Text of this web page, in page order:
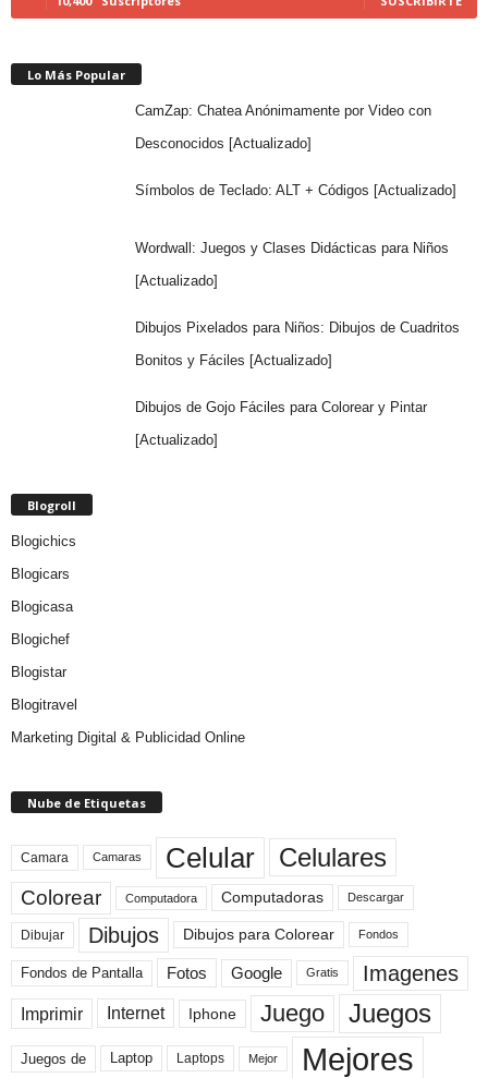
Lo Más Popular
CamZap: Chatea Anónimamente por Video con
Desconocidos [Actualizado]
Símbolos de Teclado: ALT + Códigos [Actualizado]
Wordwall: Juegos y Clases Didácticas para Niños
[Actualizado]
Dibujos Pixelados para Niños: Dibujos de Cuadritos
Bonitos y Fáciles [Actualizado]
Dibujos de Gojo Fáciles para Colorear y Pintar
[Actualizado]
Blogroll
Blogichics
Blogicars
Blogicasa
Blogichef
Blogistar
Blogitravel
Marketing Digital & Publicidad Online
Nube de Etiquetas
Camara Camaras Celular Celulares
Colorear Computadora Computadoras Descargar
Dibujar Dibujos Dibujos para Colorear Fondos
Fondos de Pantalla Fotos Google Gratis Imagenes
Imprimir Internet Iphone Juego Juegos
Juegos de Laptop Laptops Mejor Mejores